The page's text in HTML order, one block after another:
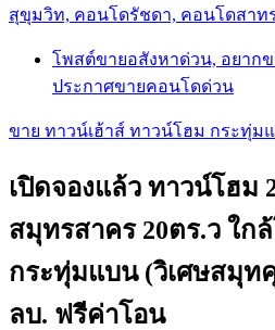
สุขุมวิท, คอนโดรัชดา, คอนโดสาท
โพสต์ขายอสังหาด่วน, อยาก
ประกาศขายคอนโดด่วน
ขาย ทาวน์เฮ้าส์ ทาวน์โฮม กระทุ่ม
เปิดจองแล้ว ทาวน์โฮม
สมุทรสาคร 20ตร.ว ใกล้
กระทุ่มแบน (วิเศษสมุท
ลบ. ฟรีค่าโอน